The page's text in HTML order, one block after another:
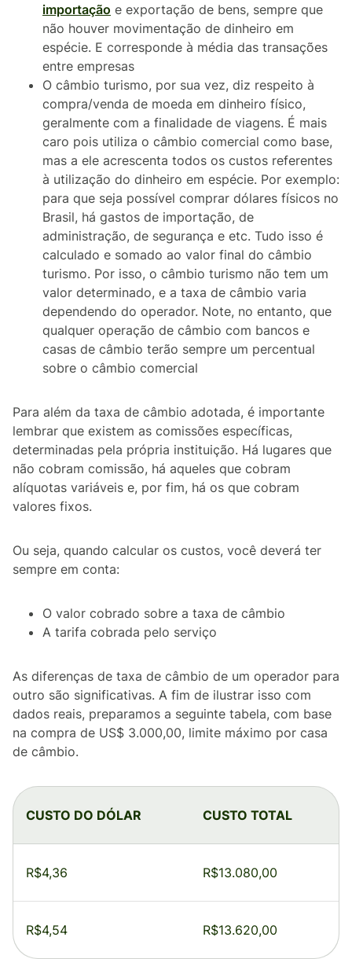
importação e exportação de bens, sempre que
não houver movimentação de dinheiro em
espécie. E corresponde à média das transações
entre empresas
O câmbio turismo, por sua vez, diz respeito à
compra/venda de moeda em dinheiro físico,
geralmente com a finalidade de viagens. É mais
caro pois utiliza o câmbio comercial como base,
mas a ele acrescenta todos os custos referentes
à utilização do dinheiro em espécie. Por exemplo:
para que seja possível comprar dólares físicos no
Brasil, há gastos de importação, de
administração, de segurança e etc. Tudo isso é
calculado e somado ao valor final do câmbio
turismo. Por isso, o câmbio turismo não tem um
valor determinado, e a taxa de câmbio varia
dependendo do operador. Note, no entanto, que
qualquer operação de câmbio com bancos e
casas de câmbio terão sempre um percentual
sobre o câmbio comercial
Para além da taxa de câmbio adotada, é importante
lembrar que existem as comissões específicas,
determinadas pela própria instituição. Há lugares que
não cobram comissão, há aqueles que cobram
alíquotas variáveis e, por fim, há os que cobram
valores fixos.
Ou seja, quando calcular os custos, você deverá ter
sempre em conta:
O valor cobrado sobre a taxa de câmbio
A tarifa cobrada pelo serviço
As diferenças de taxa de câmbio de um operador para
outro são significativas. A fim de ilustrar isso com
dados reais, preparamos a seguinte tabela, com base
na compra de US$ 3.000,00, limite máximo por casa
de câmbio.
CUSTO DO DÓLAR CUSTO TOTAL
R$4,36 R$13.080,00
R$4,54 R$13.620,00